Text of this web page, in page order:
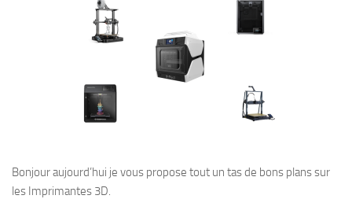
Bonjour aujourd’hui je vous propose tout un tas de bons plans sur
les Imprimantes 3D.